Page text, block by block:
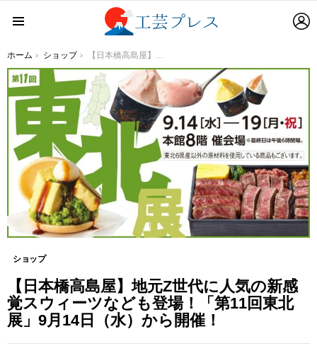
You are here:
ホーム ショップ 【日本橋高島屋】地元Z世代に人気の新感覚スウィーツなども登場！「第11回東北展」9月14日（水）から開催！
ショップ
【日本橋高島屋】地元Z世代に人気の新感
覚スウィーツなども登場！「第11回東北
展」9月14日（水）から開催！